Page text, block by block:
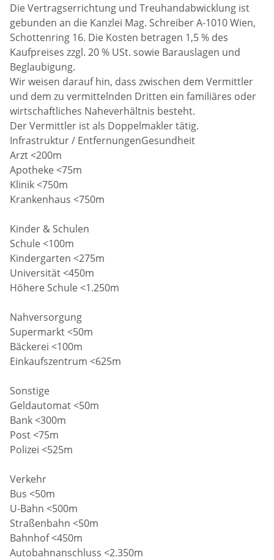
Die Vertragserrichtung und Treuhandabwicklung ist
gebunden an die Kanzlei Mag. Schreiber A-1010 Wien,
Schottenring 16. Die Kosten betragen 1,5 % des
Kaufpreises zzgl. 20 % USt. sowie Barauslagen und
Beglaubigung.
Wir weisen darauf hin, dass zwischen dem Vermittler
und dem zu vermittelnden Dritten ein familiäres oder
wirtschaftliches Naheverhältnis besteht.
Der Vermittler ist als Doppelmakler tätig.
Infrastruktur / EntfernungenGesundheit
Arzt <200m
Apotheke <75m
Klinik <750m
Krankenhaus <750m
Kinder & Schulen
Schule <100m
Kindergarten <275m
Universität <450m
Höhere Schule <1.250m
Nahversorgung
Supermarkt <50m
Bäckerei <100m
Einkaufszentrum <625m
Sonstige
Geldautomat <50m
Bank <300m
Post <75m
Polizei <525m
Verkehr
Bus <50m
U-Bahn <500m
Straßenbahn <50m
Bahnhof <450m
Autobahnanschluss <2.350m